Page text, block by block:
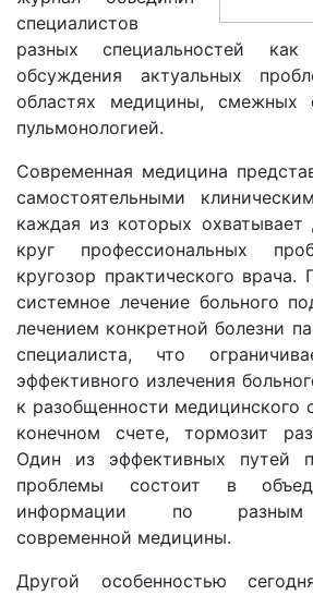
специалистов
разных специальностей
обсуждения актуальных
областях медицины, смежных
пульмонологией.
Современная медицина
самостоятельными
каждая из которых охватывает
круг профессиональных
кругозор практического
системное лечение больного
лечением конкретной болезни
специалиста, что
эффективного излечения
к разобщенности медицинского
конечном счете, тормозит
Один из эффективных путей
проблемы состоит в
информации по разным
современной медицины.
Другой особенностью